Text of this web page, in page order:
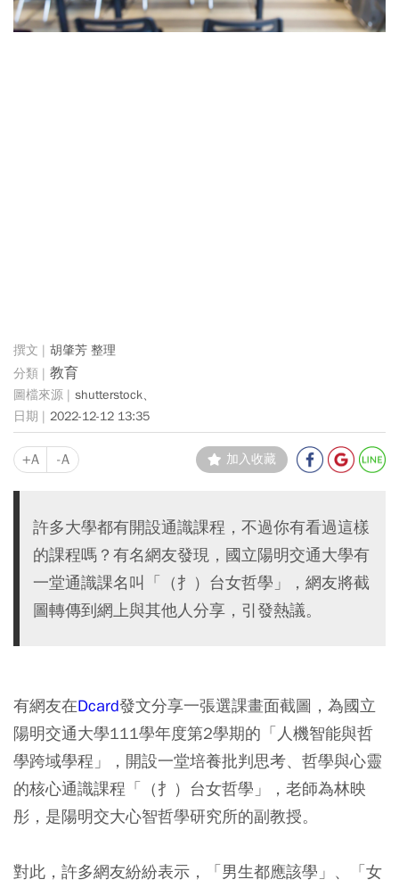
胡肇芳 整理
教育
shutterstock、
2022-12-12 13:35
+A -A 加入收藏
許多大學都有開設通識課程，不過你有看過這樣
的課程嗎？有名網友發現，國立陽明交通大學有
一堂通識課名叫「（扌）台女哲學」，網友將截
圖轉傳到網上與其他人分享，引發熱議。
有網友在Dcard發文分享一張選課畫面截圖，為國立
陽明交通大學111學年度第2學期的「人機智能與哲
學跨域學程」，開設一堂培養批判思考、哲學與心靈
的核心通識課程「（扌）台女哲學」，老師為林映
彤，是陽明交大心智哲學研究所的副教授。
對此，許多網友紛紛表示，「男生都應該學」、「女